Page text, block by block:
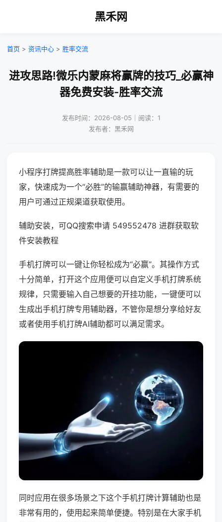
黑禾网
首页 > 资讯中心 > 胜率交流
进攻思路!微乐内蒙麻将赢牌的技巧_必赢神
器免费安装-胜率交流
发布时间：2026-08-05｜阅读：1
发布者：黑禾网
小程序打牌提高胜率辅助是一款可以让一直输的玩
家，快速成为一个“必胜”的输赢辅助神器，有需要的
用户可通过正规渠道获取使用。
辅助安装，可QQ搜索申请 549552478 进群获取软
件安装教程
手机打牌可以一键让你轻松成为“必赢”。其操作方式
十分简单，打开这个应用便可以自定义手机打牌系统
规律，只需要输入自己想要的开挂功能，一键便可以
生成出手机打牌专用辅助器，不管你是想分享给好友
或者使用手机打牌AI辅助都可以满足需求。
同时应用在很多场景之下这个手机打牌计算辅助也是
非常有用的，使用起来简单便捷。特别是在大家手机